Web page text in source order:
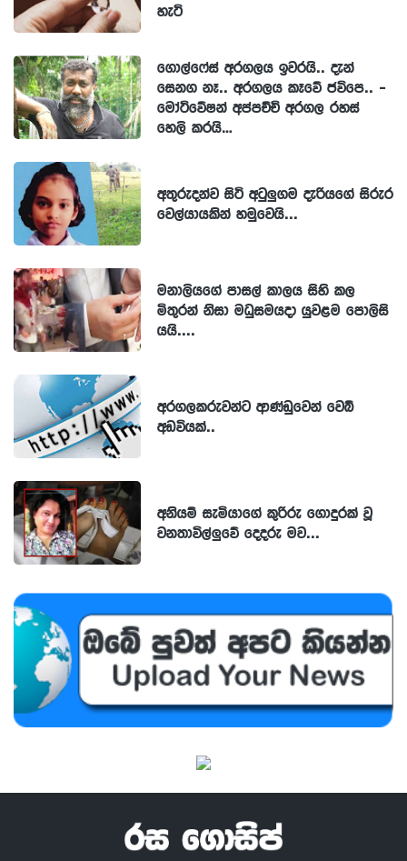
හැටි
ගොල්ෆේස් අරගලය ඉවරයි.. දැන්
සෙනග නෑ.. අරගලය කෑවේ ජවිපෙ.. -
මෝටිවේෂන් අප්පච්චි අරගල රහස්
හෙලි කරයි…
අතුරුදන්ව සිටි අටුලුගම දැරියගේ සිරුර
වෙල්යායකින් හමුවෙයි...
මනාලියගේ පාසල් කාලය සිහි කල
මිතුරන් නිසා මධුසමයදා යුවළම පොලිසි
යයි....
අරගලකරුවන්ට ආණ්ඩුවෙන් වෙබ්
අඩවියක්..
අනියම් සැමියාගේ කුරිරු ගොදුරක් වූ
වනතාවිල්ලුවේ දෙදරු මව...